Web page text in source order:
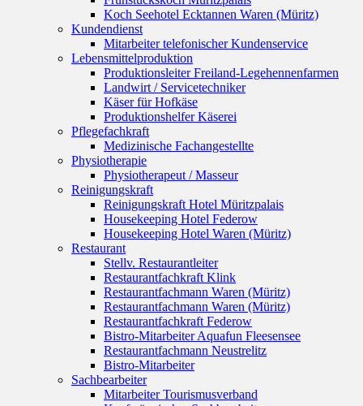
Koch Seehotel Ecktannen Waren (Müritz)
Kundendienst
Mitarbeiter telefonischer Kundenservice
Lebensmittelproduktion
Produktionsleiter Freiland-Legehennenfarmen
Landwirt / Servicetechniker
Käser für Hofkäse
Produktionshelfer Käserei
Pflegefachkraft
Medizinische Fachangestellte
Physiotherapie
Physiotherapeut / Masseur
Reinigungskraft
Reinigungskraft Hotel Müritzpalais
Housekeeping Hotel Federow
Housekeeping Hotel Waren (Müritz)
Restaurant
Stellv. Restaurantleiter
Restaurantfachkraft Klink
Restaurantfachmann Waren (Müritz)
Restaurantfachmann Waren (Müritz)
Restaurantfachkraft Federow
Bistro-Mitarbeiter Aquafun Fleesensee
Restaurantfachmann Neustrelitz
Bistro-Mitarbeiter
Sachbearbeiter
Mitarbeiter Tourismusverband